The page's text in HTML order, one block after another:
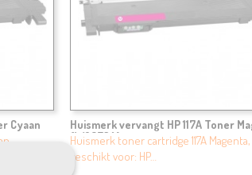
Cyaan
Huismerk vervangt HP 117A Toner
(W2073A)
Huismerk toner cartridge 117A Magenta,
geschikt voor: HP…